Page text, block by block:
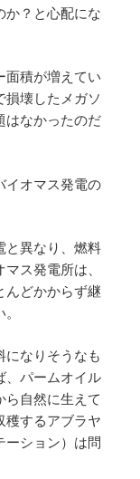
か？と心配にな
面積が増えてい
損壊したメガソ
はなかったのだ
イオマス発電の
と異なり、燃料
ス発電所は、
んどかからず継
になりそうなも
、パームオイル
ら自然に生えて
穫するアブラヤ
ーション）は問